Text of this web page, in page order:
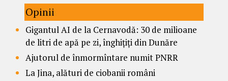
Opinii
Gigantul AI de la Cernavodă: 30 de milioane
de litri de apă pe zi, înghițiți din Dunăre
Ajutorul de înmormîntare numit PNRR
La Jina, alături de ciobanii români